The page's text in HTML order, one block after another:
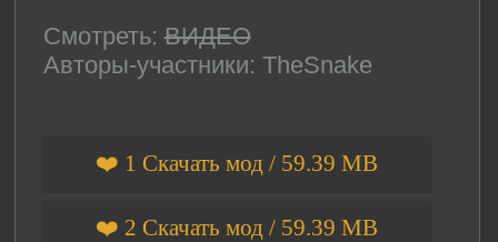
Смотреть: ВИДЕО
Авторы-участники: TheSnake
❤️ 1 Скачать мод / 59.39 MB
❤️ 2 Скачать мод / 59.39 MB